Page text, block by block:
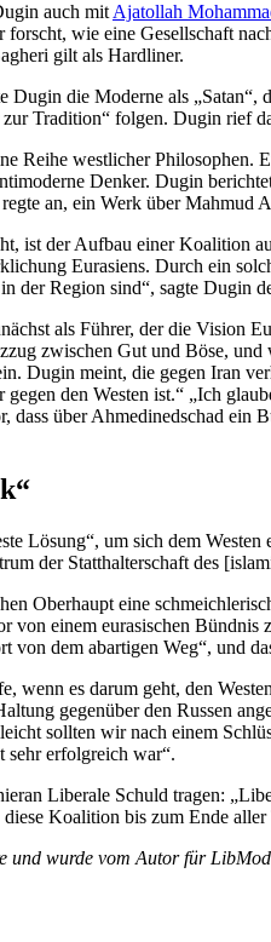
auch mit Ajatollah
forscht, wie eine Gesell­schaft
gilt als Hardliner.
Dugin die Moderne als „Satan“,
Tradition“ folgen. Dugin rief
Reihe westlicher Philo­sophen.
Denker. Dugin
an, ein Werk über Mahmud
ist der Aufbau einer Koalition
Eurasiens. Durch ein
der Region sind“, sagte Dugin
als Führer, der die Vision
zwischen Gut und Böse,
Dugin meint, die gegen Iran
den Westen ist.“ „Ich
dass über Ahmedi­ned­schad
Lösung“, um sich dem
der Statt­hal­ter­schaft des
Oberhaupt eine
von einem eurasi­schen
von dem abartigen Weg“, und
wenn es darum geht, den
gegenüber den Russen
sollten wir nach einem
sehr erfolg­reich war“.
Liberale Schuld tragen:
Koalition bis zum Ende aller
und wurde vom Autor für